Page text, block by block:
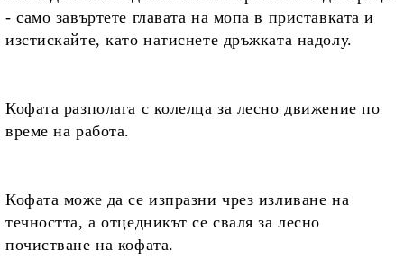
- само завъртете главата на мопа в приставката и
изстискайте, като натиснете дръжката надолу.
Кофата разполага с колелца за лесно движение по
време на работа.
Кофата може да се изпразни чрез изливане на
течността, аотцедникът се сваля за лесно
почистване на кофата.